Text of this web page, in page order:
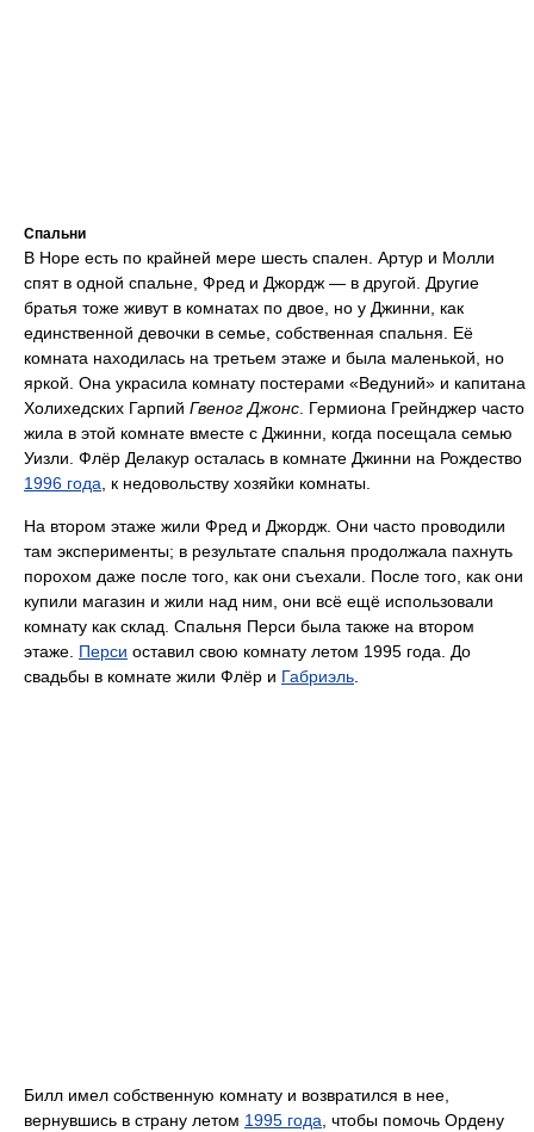
Спальни
В Норе есть по крайней мере шесть спален. Артур и Молли
спят в одной спальне, Фред и Джордж — в другой. Другие
братья тоже живут в комнатах по двое, но у Джинни, как
единственной девочки в семье, собственная спальня. Её
комната находилась на третьем этаже и была маленькой, но
яркой. Она украсила комнату постерами «Ведуний» и капитана
Холихедских Гарпий Гвеног Джонс . Гермиона Грейнджер часто
жила в этой комнате вместе с Джинни, когда посещала семью
Уизли. Флёр Делакур осталась в комнате Джинни на Рождество
1996 года , к недовольству хозяйки комнаты.
На втором этаже жили Фред и Джордж. Они часто проводили
там эксперименты; в результате спальня продолжала пахнуть
порохом даже после того, как они съехали. После того, как они
купили магазин и жили над ним, они всё ещё использовали
комнату как склад. Спальня Перси была также на втором
этаже. Перси оставил свою комнату летом 1995 года. До
свадьбы в комнате жили Флёр и Габриэль
Билл имел собственную комнату и возвратился в нее,
вернувшись в страну летом 1995 года , чтобы помочь Ордену